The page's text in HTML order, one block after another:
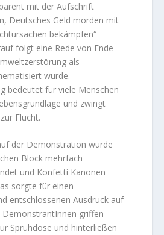
mit der Aufschrift
Deutsches Geld morden mit
bekämpfen“
folgt eine Rede von Ende
als
wurde.
bedeutet für viele Menschen
und zwingt
Flucht.
der Demonstration wurde
Block mehrfach
und Konfetti Kanonen
sorgte für einen
entschlossenen Ausdruck auf
DemonstrantInnen griffen
Sprühdose und hinterließen